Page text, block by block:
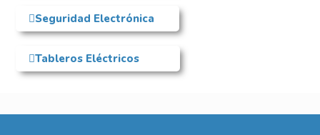
Seguridad Electrónica
Tableros Eléctricos